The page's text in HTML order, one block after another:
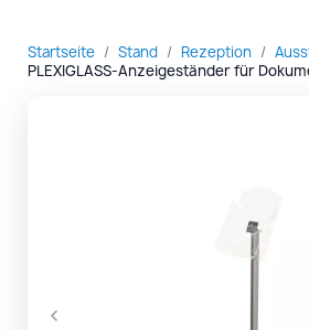
Startseite Stand Rezeption
PLEXIGLASS-Anzeigeständer für